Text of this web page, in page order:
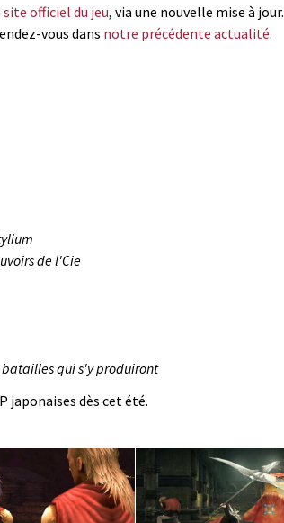
site officiel du jeu, via une nouvelle mise à jour.
vous dans notre précédente actualité.
de l'Cie
qui s'y produiront
japonaises dès cet été.